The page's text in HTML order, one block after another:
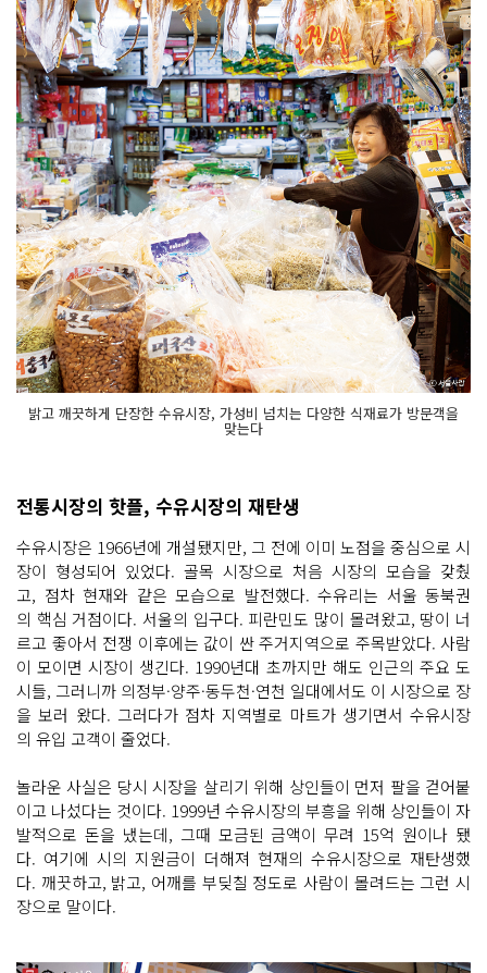
밝고 깨끗하게 단장한 수유시장, 가성비 넘치는 다양한 식재료가 방문객을
맞는다
전통시장의 핫플, 수유시장의 재탄생
수유시장은 1966년에 개설됐지만, 그 전에 이미 노점을 중심으로 시
장이 형성되어 있었다. 골목 시장으로 처음 시장의 모습을 갖췄
고, 점차 현재와 같은 모습으로 발전했다. 수유리는 서울 동북권
의 핵심 거점이다. 서울의 입구다. 피란민도 많이 몰려왔고, 땅이 너
르고 좋아서 전쟁 이후에는 값이 싼 주거지역으로 주목받았다. 사람
이 모이면 시장이 생긴다. 1990년대 초까지만 해도 인근의 주요 도
시들, 그러니까 의정부·양주·동두천·연천 일대에서도 이 시장으로 장
을 보러 왔다. 그러다가 점차 지역별로 마트가 생기면서 수유시장
의 유입 고객이 줄었다.
놀라운 사실은 당시 시장을 살리기 위해 상인들이 먼저 팔을 걷어붙
이고 나섰다는 것이다. 1999년 수유시장의 부흥을 위해 상인들이 자
발적으로 돈을 냈는데, 그때 모금된 금액이 무려 15억 원이나 됐
다. 여기에 시의 지원금이 더해져 현재의 수유시장으로 재탄생했
다. 깨끗하고, 밝고, 어깨를 부딪칠 정도로 사람이 몰려드는 그런 시
장으로 말이다.